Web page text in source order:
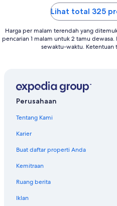
Lihat total 325
Harga per malam terendah yang
pencarian 1 malam untuk 2 tamu
sewaktu-waktu. Ketentuan
Perusahaan
Tentang Kami
Karier
Buat daftar properti Anda
Kemitraan
Ruang berita
Iklan